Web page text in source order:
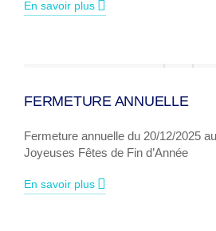
En savoir plus
FERMETURE ANNUELLE
Fermeture annuelle du 20/12/2025
Joyeuses Fêtes de Fin d’Année
En savoir plus